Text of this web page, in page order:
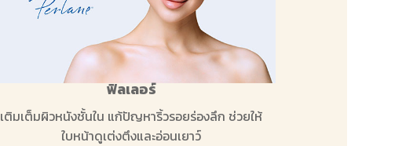
ฟิลเลอร์
เติมเต็มผิวหนังชั้นใน แก้ปัญหาริ้วรอยร่องลึก ช่วยให้
ใบหน้าดูเต่งตึงและอ่อนเยาว์